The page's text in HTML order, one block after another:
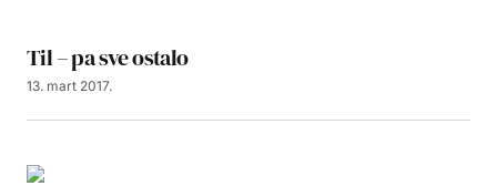
Til – pa sve ostalo
13. mart 2017.